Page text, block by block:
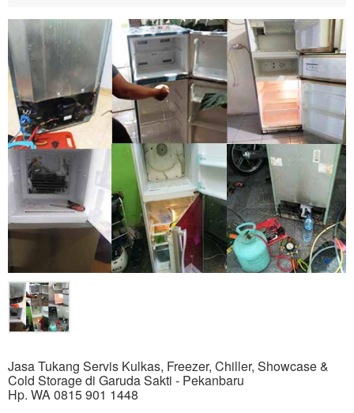
Jasa Tukang Servis Kulkas, Freezer, Chiller, Showcase &
Cold Storage di Garuda Sakti - Pekanbaru
Hp. WA 0815 901 1448